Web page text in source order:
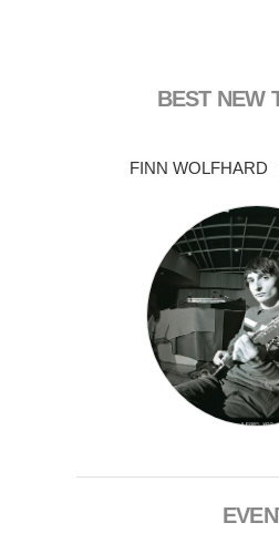
BEST NEW
FINN WOLFHARD